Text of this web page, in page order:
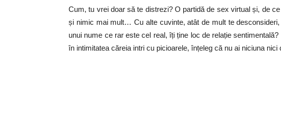
Cum, tu vrei doar să te distrezi? O partidă de sex virtual și, de
și nimic mai mult… Cu alte cuvinte, atât de mult te
unui nume ce rar este cel real, îți ține loc de relație
în intimitatea căreia intri cu picioarele, înțeleg că nu ai niciuna nici